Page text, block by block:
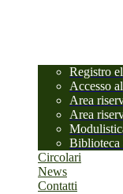
Registro
Accesso
Area
Area
Biblioteca
Circolari
News
Contatti